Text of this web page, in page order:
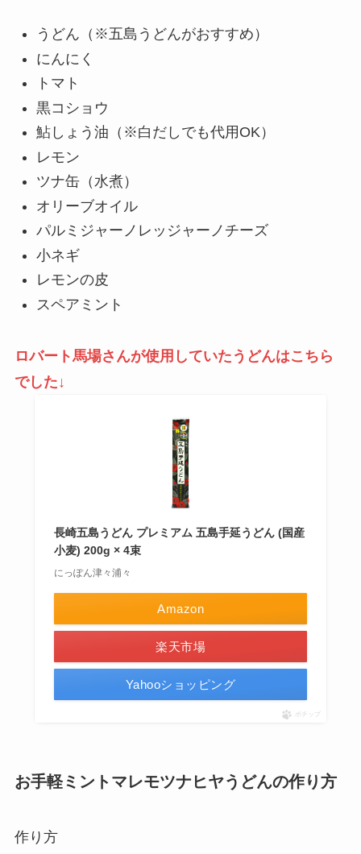
うどん（※五島うどんがおすすめ）
にんにく
トマト
黒コショウ
鮎しょう油（※白だしでも代用OK）
レモン
ツナ缶（水煮）
オリーブオイル
パルミジャーノレッジャーノチーズ
小ネギ
レモンの皮
スペアミント
ロバート馬場さんが使用していたうどんはこちら
でした↓
長崎五島うどん プレミアム 五島手延うどん (国産
小麦) 200g × 4束
にっぽん津々浦々
Amazon
楽天市場
Yahooショッピング
ポチップ
お手軽ミントマレモツナヒヤうどんの作り方
作り方